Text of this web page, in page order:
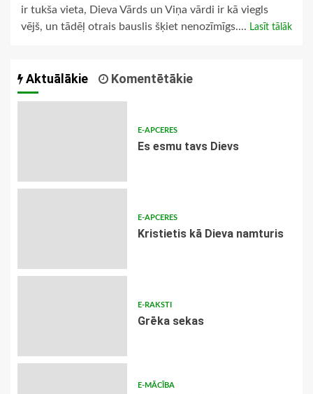
ir tukša vieta, Dieva Vārds un Viņa vārdi ir kā viegls
vējš, un tādēļ otrais bauslis šķiet nenozīmīgs.... Lasīt tālāk
Aktuālākie Komentētākie
E-APCERES
Es esmu tavs Dievs
E-APCERES
Kristietis kā Dieva namturis
E-RAKSTI
Grēka sekas
E-MĀCĪBA